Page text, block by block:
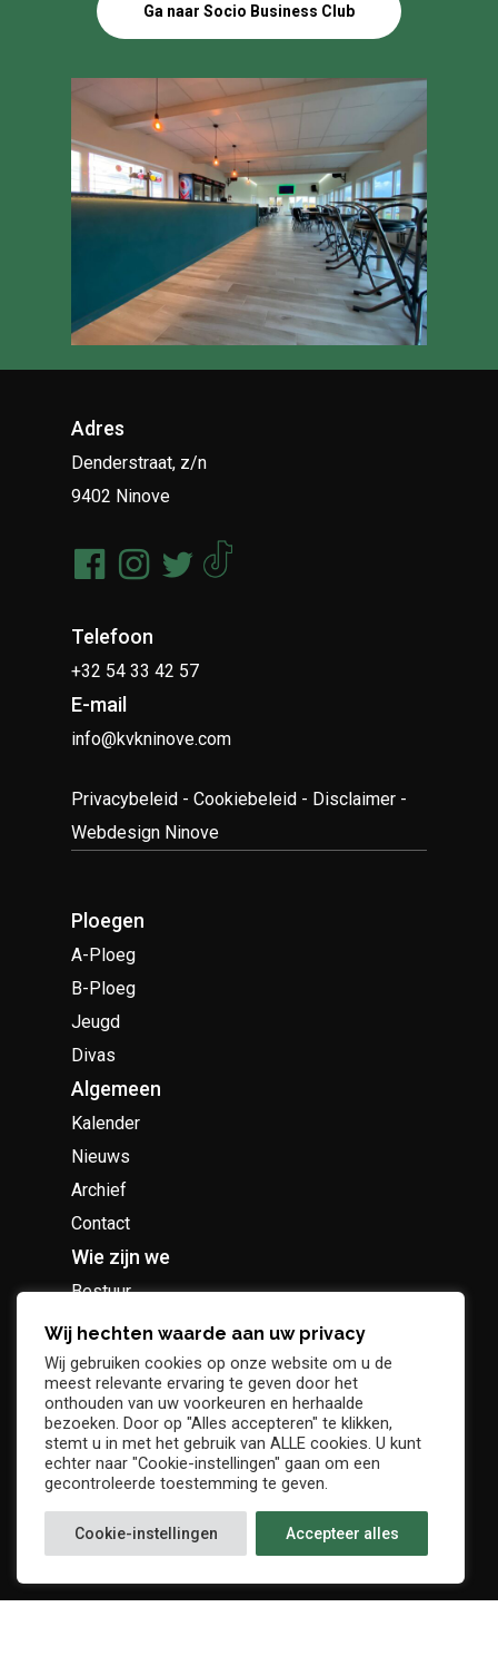
Ga naar Socio Business Club
Adres
Denderstraat, z/n
9402 Ninove
Telefoon
+32 54 33 42 57
E-mail
info@kvkninove.com
Privacybeleid -Cookiebeleid - Disclaimer -
Webdesign Ninove
Ploegen
A-Ploeg
B-Ploeg
Jeugd
Divas
Algemeen
Kalender
Nieuws
Archief
Contact
Wie zijn we
Bestuur
Geschiedenis
Supportersclub
Socio Business Club
Wij hechten waarde aan uw privacy
Wij gebruiken cookies op onze website om u de
meest relevante ervaring te geven door het
onthouden van uw voorkeuren en herhaalde
bezoeken. Door op "Alles accepteren" te klikken,
stemt u in met het gebruik van ALLE cookies. U kunt
echter naar "Cookie-instellingen" gaan om een
gecontroleerde toestemming te geven.
Cookie-instellingen Accepteer alles